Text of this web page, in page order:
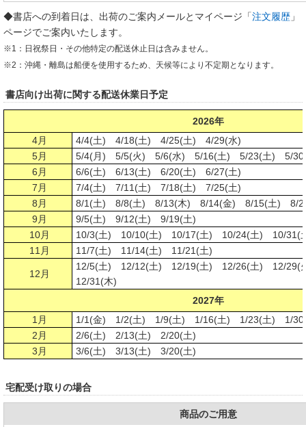
◆書店への到着日は、出荷のご案内メールとマイページ「注文履歴 」
ページでご案内いたします。
※1：日祝祭日・その他特定の配送休止日は含みません。
※2：沖縄・離島は船便を使用するため、天候等により不定期となります。
書店向け出荷に関する配送休業日予定
2026年
4月
4/4(土) 4/18(土) 4/25(土) 4/29(水)
5月
5/4(月) 5/5(火) 5/6(水) 5/16(土) 5/23(土) 5/
6月
6/6(土) 6/13(土) 6/20(土) 6/27(土)
7月
7/4(土) 7/11(土) 7/18(土) 7/25(土)
8月
8/1(土) 8/8(土) 8/13(木) 8/14(金) 8/15(土) 8/
9月
9/5(土) 9/12(土) 9/19(土)
10月
10/3(土) 10/10(土) 10/17(土) 10/24(土) 10/31(
11月
11/7(土) 11/14(土) 11/21(土)
12月
12/5(土) 12/12(土) 12/19(土) 12/26(土) 12/
12/31(木)
2027年
1月
1/1(金) 1/2(土) 1/9(土) 1/16(土) 1/23(土) 1/
2月
2/6(土) 2/13(土) 2/20(土)
3月
3/6(土) 3/13(土) 3/20(土)
宅配受け取りの場合
商品のご用意